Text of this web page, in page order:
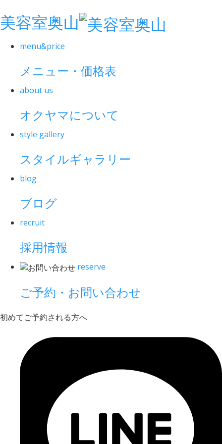
美容室奥山
menu&price
メニュー・価格表
about us
オクヤマについて
style gallery
スタイルギャラリー
blog
ブログ
recruit
採用情報
reserve
ご予約・お問い合わせ
初めてご予約される方へ